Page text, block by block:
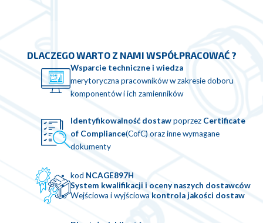
DLACZEGO WARTO Z NAMI WSPÓŁPRACOWAĆ ?
Wsparcie techniczne i wiedza
merytoryczna pracowników w zakresie doboru
komponentów i ich zamienników
Identyfikowalność dostawpoprzez Certificate
of Compliance(CofC) oraz inne wymagane
dokumenty
kod NCAGE897H
System kwalifikacji i oceny naszych dostawców
Wejściowa i wyjściowa kontrola jakości dostaw